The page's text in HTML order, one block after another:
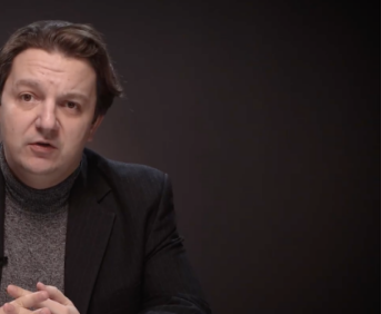
+ Добавить заголовок
+ Загрузить изображение
+ Добавить ссылку на медиа